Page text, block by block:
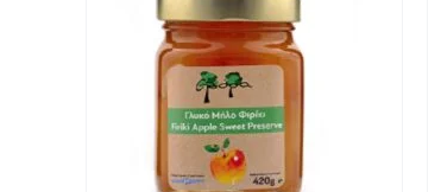
ΠΡΟΣΘΉΚΗ ΣΤΟ ΚΑΛΆΘΙ
ΛΕΠΤΟΜΈΡΕΙΕΣ